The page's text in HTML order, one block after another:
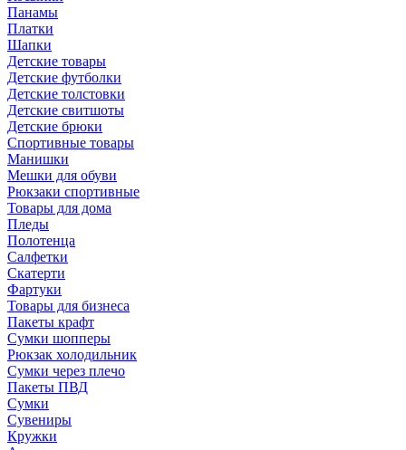
Панамы
Платки
Шапки
Детские товары
Детские футболки
Детские толстовки
Детские свитшоты
Детские брюки
Спортивные товары
Манишки
Мешки для обуви
Рюкзаки спортивные
Товары для дома
Пледы
Полотенца
Салфетки
Скатерти
Фартуки
Товары для бизнеса
Пакеты крафт
Сумки шопперы
Рюкзак холодильник
Сумки через плечо
Пакеты ПВД
Сумки
Сувениры
Кружки